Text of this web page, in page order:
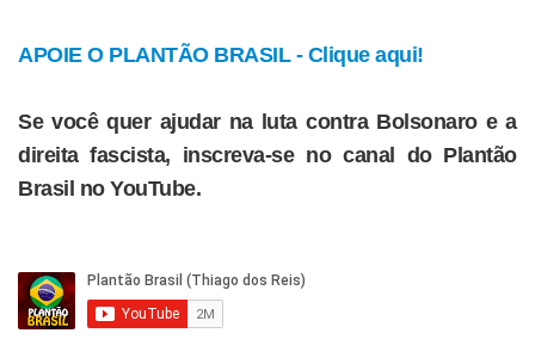
APOIE O PLANTÃO BRASIL - Clique aqui!
Se você quer ajudar na luta contra Bolsonaro e a
direita fascista, inscreva-se no canal do Plantão
Brasil no YouTube.